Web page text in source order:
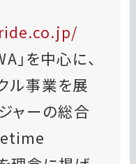
」を中心に、
ル事業を展
ャーの総合